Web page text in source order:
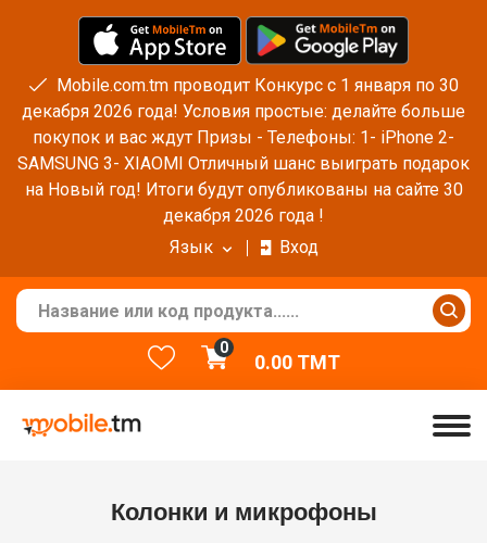
Mobile.com.tm проводит Конкурс с 1 января по 30
декабря 2026 года! Условия простые: делайте больше
покупок и вас ждут Призы - Телефоны: 1- iPhone 2-
SAMSUNG 3- XIAOMI Отличный шанс выиграть подарок
на Новый год! Итоги будут опубликованы на сайте 30
декабря 2026 года !
Язык
Вход
0
0.00TMT
Колонки и микрофоны